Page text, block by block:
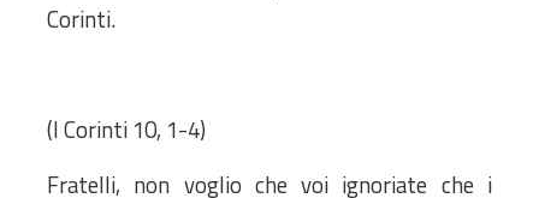
Corinti.
(I Corinti 10, 1-4)
Fratelli, non voglio che voi ignoriate che i